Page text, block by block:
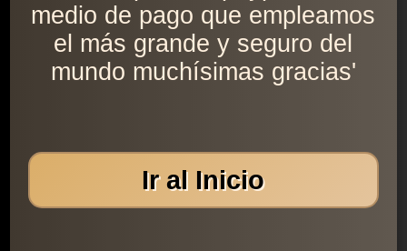
medio de pago que empleamos
el más grande y seguro del
mundo muchísimas gracias'
Ir al Inicio